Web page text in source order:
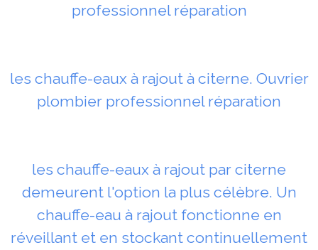
professionnel réparation
les chauffe-eaux à rajout à citerne. Ouvrier
plombier professionnel réparation
les chauffe-eaux à rajout par citerne
demeurent l'option la plus célèbre. Un
chauffe-eau à rajout fonctionne en
réveillant et en stockant continuellement